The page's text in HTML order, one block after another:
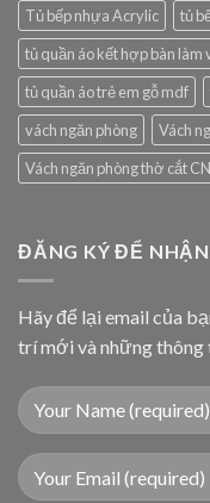
Tủ bếp nhựa Acrylic
tủ
tủ quần áo kết hợp bàn làm
tủ quần áo trẻ em gỗ mdf
vách ngăn phòng
Vách
Vách ngăn phòng thờ cắt
ĐĂNG KÝ ĐỂ
Hãy để lại email của
trí mới và những